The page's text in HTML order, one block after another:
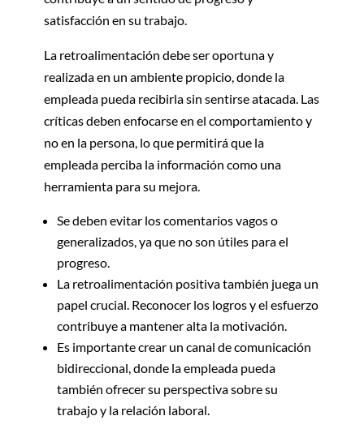
satisfacción en su trabajo.
La retroalimentación debe ser oportuna y
realizada en un ambiente propicio, donde la
empleada pueda recibirla sin sentirse atacada. Las
críticas deben enfocarse en el comportamiento y
no en la persona, lo que permitirá que la
empleada perciba la información como una
herramienta para su mejora.
Se deben evitar los comentarios vagos o
generalizados, ya que no son útiles para el
progreso.
La retroalimentación positiva también juega un
papel crucial. Reconocer los logros y el esfuerzo
contribuye a mantener alta la motivación.
Es importante crear un canal de comunicación
bidireccional, donde la empleada pueda
también ofrecer su perspectiva sobre su
trabajo y la relación laboral.